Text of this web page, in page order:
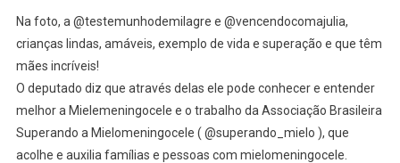
Na foto, a @testemunhodemilagre e @vencendocomajulia,
crianças lindas, amáveis, exemplo de vida e superação e que têm
mães incríveis!
O deputado diz que através delas ele pode conhecer e entender
melhor a Mielemeningocele e o trabalho da Associação Brasileira
Superando a Mielomeningocele ( @superando_mielo ), que
acolhe e auxilia famílias e pessoas com mielomeningocele.